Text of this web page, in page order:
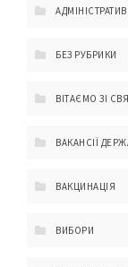
БЕЗ РУБРИКИ
ВІТАЄМО ЗІ
ВАКАНСІЇ
ВАКЦИНАЦІЯ
ВИБОРИ